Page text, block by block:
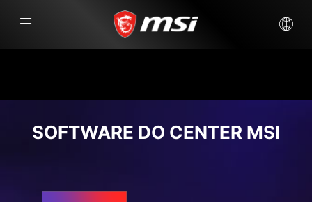
SOFTWARE DO CENTER MSI